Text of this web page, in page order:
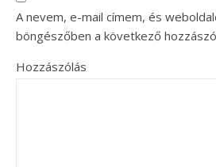
A nevem, e-mail címem, és
böngészőben a következő
Hozzászólás